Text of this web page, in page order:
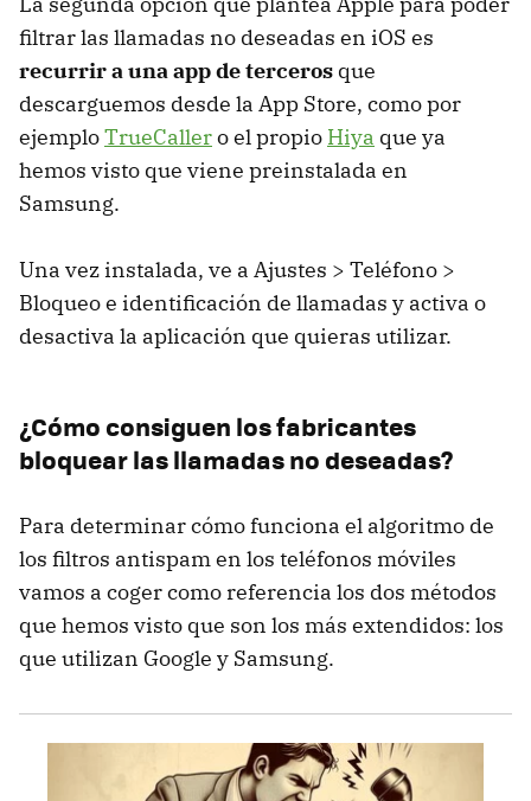
filtrar las llamadas no deseadas en iOS es
recurrir a una app de terceros que
descarguemos desde la App Store, como por
ejemploTrueCallero el propio Hiya que ya
hemos visto que viene preinstalada en
Samsung.
Una vez instalada, ve a Ajustes > Teléfono >
Bloqueo e identificación de llamadas y activa o
desactiva la aplicación que quieras utilizar.
¿Cómo consiguen los fabricantes
bloquear las llamadas no deseadas?
Para determinar cómo funciona el algoritmo de
los filtros antispam en los teléfonos móviles
vamos a coger como referencia los dos métodos
que hemos visto que son los más extendidos: los
que utilizan Google y Samsung.